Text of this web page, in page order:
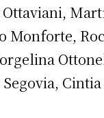
Monforte,